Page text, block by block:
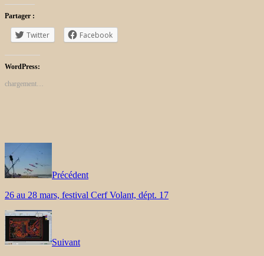
Partager :
Twitter Facebook
WordPress:
chargement…
Précédent
26 au 28 mars, festival Cerf Volant, dépt. 17
Suivant